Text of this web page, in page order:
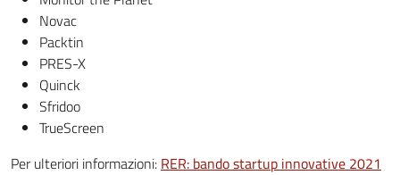
Novac
Packtin
PRES-X
Quinck
Sfridoo
TrueScreen
Per ulteriori informazioni: RER: bando startup innovative 2021